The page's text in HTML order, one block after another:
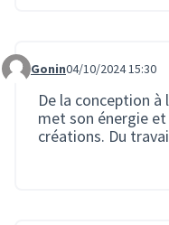
Commentaire 2265
Gonin04/10/2024 15:30
De la conception
met son énergie
créations. Du